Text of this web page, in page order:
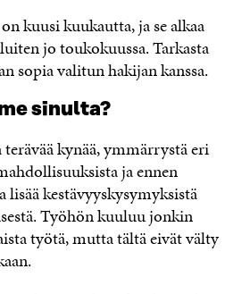
kuusi kuukautta, ja se alkaa
jo toukokuussa. Tarkasta
sopia valitun hakijan kanssa.
sinulta?
kynää, ymmärrystä eri
ja ennen
lisää kestävyyskysymyksistä
Työhön kuuluu jonkin
työtä, mutta tältä eivät välty